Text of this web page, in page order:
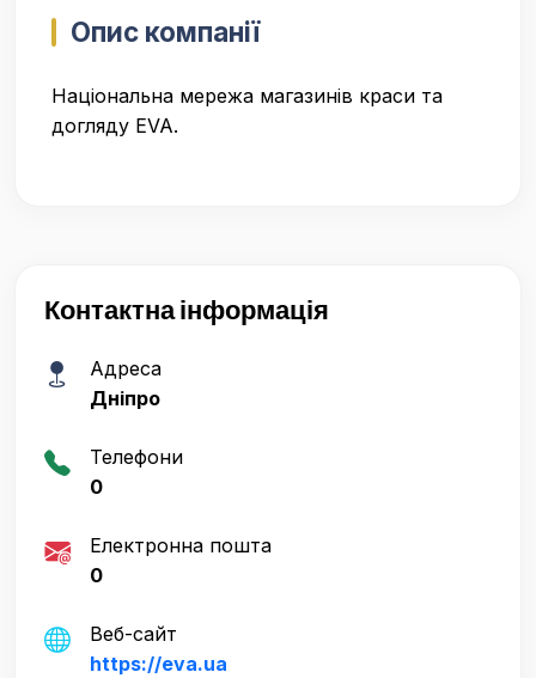
Опис компанії
Національна мережа магазинів краси та
догляду EVA.
Контактна інформація
Адреса
Дніпро
Телефони
0
Електронна пошта
0
Веб-сайт
https://eva.ua